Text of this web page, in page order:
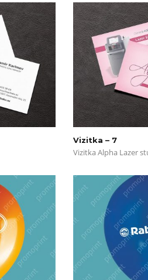
Vizitka – 7
Vizitka Alpha Lazer